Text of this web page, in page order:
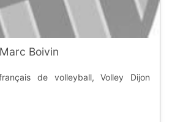
Boivin
de volleyball, Volley Dijon